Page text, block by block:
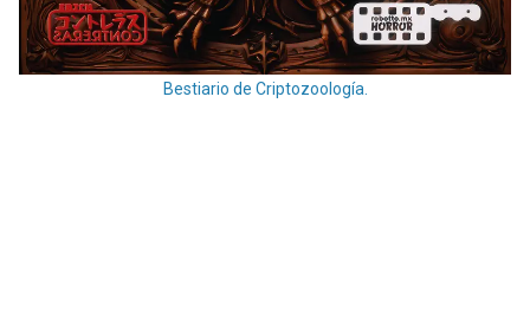
Bestiario de Criptozoología.